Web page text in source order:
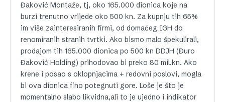
Đaković Montaže, tj, oko 165.000 dionica koje na
burzi trenutno vrijede oko 500 kn. Za kupnju tih 65%
im više zainteresiranih firmi, od domaćeg IGH do
renomiranih stranih tvrtki. Ako bismo malo špekulirali,
prodajom tih 165.000 dionica po 500 kn DDJH (Đuro
Đaković Holding) prihodovao bi preko 80 mil.kn. Ako
krene i posao s oklopnjacima + redovni poslovi, mogla
bi ova dionica fino potegnuti gore. Loše je što je
momentalno slabo likvidna,ali to je ujedno i indikator